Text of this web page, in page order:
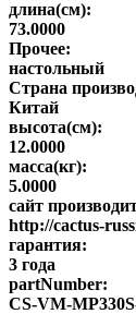
длина(см):
73.0000
Прочее:
настольный
Страна
Китай
высота(см):
12.0000
масса(кг):
5.0000
сайт
http://cactus-
гарантия:
3 года
partNumber:
CS-VM-